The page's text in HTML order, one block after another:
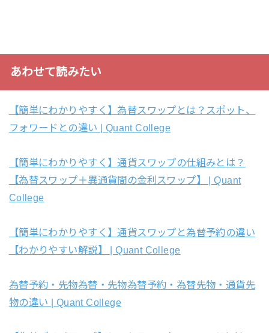
あわせて読みたい
【簡単にわかりやすく】為替スワップとは？スポット、
フォワードとの違い | Quant College
【簡単にわかりやすく】通貨スワップの仕組みとは？
【為替スワップ＋異通貨間の金利スワップ】 | Quant
College
【簡単にわかりやすく】通貨スワップと為替予約の違い
【わかりやすい解説】 | Quant College
為替予約・先物為替・先物為替予約・為替先物・通貨先
物の違い | Quant College